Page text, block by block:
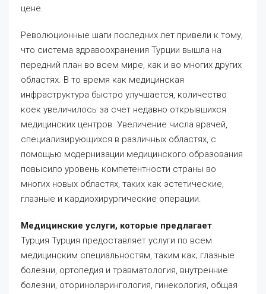
цене.
Революционные шаги последних лет привели к тому,
что система здравоохранения Турции вышла на
передний план во всем мире, как и во многих других
областях. В то время как медицинская
инфраструктура быстро улучшается, количество
коек увеличилось за счет недавно открывшихся
медицинских центров. Увеличение числа врачей,
специализирующихся в различных областях, с
помощью модернизации медицинского образования
повысило уровень компетентности страны во
многих новых областях, таких как эстетические,
глазные и кардиохирургические операции.
Медицинские услуги, которые предлагает
Турция Турция предоставляет услуги по всем
медицинским специальностям, таким как; глазные
болезни, ортопедия и травматология, внутренние
болезни, оториноларингология, гинекология, общая